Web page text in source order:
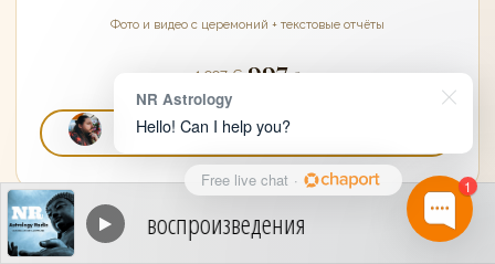
Фото и видео с церемоний + текстовые отчёты
1 997 € 997 €
ВЫБРАТЬ ПАКЕТ
1
NR Astrology
Hello! Can I help you?
Free live chat ·